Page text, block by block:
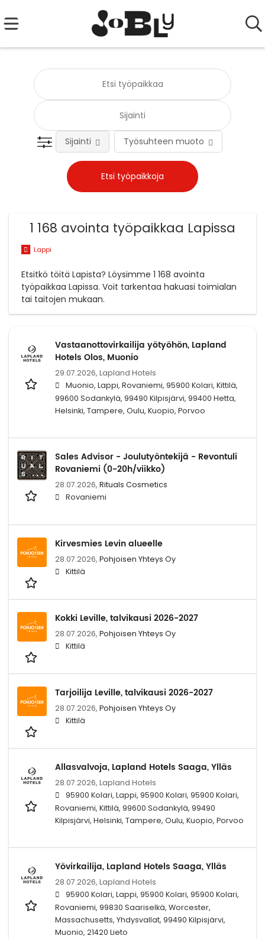
Työsuhteen muoto
Sijainti
1 168 avointa työpaikkaa Lapissa
Lappi
Etsitkö töitä Lapista? Löysimme 1 168 avointa
työpaikkaa Lapissa. Voit tarkentaa hakuasi toimialan
tai taitojen mukaan.
Vastaanottovirkailija yötyöhön, Lapland
Hotels Olos, Muonio
29.07.2026, Lapland Hotels
Muonio, Lappi, Rovaniemi, 95900 Kolari, Kittilä,
99600 Sodankylä, 99490 Kilpisjärvi, 99400 Hetta,
Helsinki, Tampere, Oulu, Kuopio, Porvoo
Sales Advisor - Joulutyöntekijä - Revontuli
Rovaniemi (0-20h/viikko)
28.07.2026, Rituals Cosmetics
Rovaniemi
Kirvesmies Levin alueelle
28.07.2026, Pohjoisen Yhteys Oy
Kittilä
Kokki Leville, talvikausi 2026-2027
28.07.2026, Pohjoisen Yhteys Oy
Kittilä
Tarjoilija Leville, talvikausi 2026-2027
28.07.2026, Pohjoisen Yhteys Oy
Kittilä
Allasvalvoja, Lapland Hotels Saaga, Ylläs
28.07.2026, Lapland Hotels
95900 Kolari, Lappi, 95900 Kolari, 95900 Kolari,
Rovaniemi, Kittilä, 99600 Sodankylä, 99490
Kilpisjärvi, Helsinki, Tampere, Oulu, Kuopio, Porvoo
Yövirkailija, Lapland Hotels Saaga, Ylläs
28.07.2026, Lapland Hotels
95900 Kolari, Lappi, 95900 Kolari, 95900 Kolari,
Rovaniemi, 99830 Saariselkä, Worcester,
Massachusetts, Yhdysvallat, 99490 Kilpisjärvi,
Muonio, 21420 Lieto